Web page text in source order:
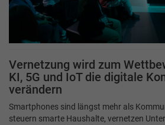
Vernetzung wird zum
KI, 5G und IoT die digitale
verändern
Smartphones sind längst mehr als
steuern smarte Haushalte, vernetzen